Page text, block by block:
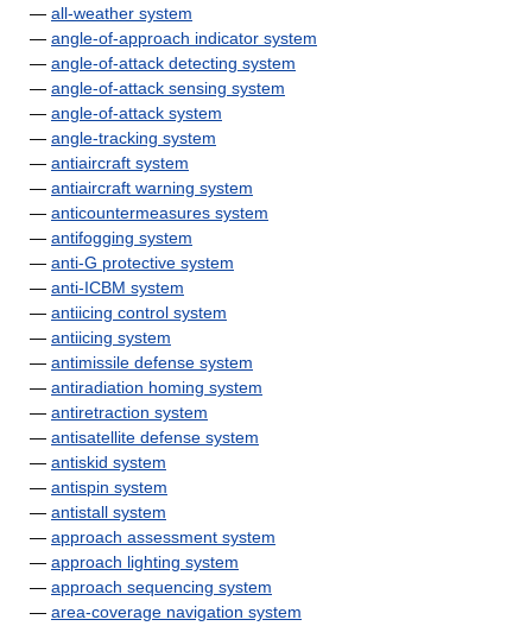
— all-weather system
— angle-of-approach indicator system
— angle-of-attack detecting system
— angle-of-attack sensing system
— angle-of-attack system
— angle-tracking system
— antiaircraft system
— antiaircraft warning system
— anticountermeasures system
— antifogging system
— anti-G protective system
— anti-ICBM system
— antiicing control system
— antiicing system
— antimissile defense system
— antiradiation homing system
— antiretraction system
— antisatellite defense system
— antiskid system
— antispin system
— antistall system
— approach assessment system
— approach lighting system
— approach sequencing system
— area-coverage navigation system